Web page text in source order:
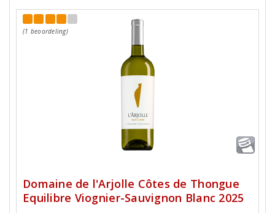
(1 beoordeling)
Domaine de l'Arjolle Côtes de Thongue
Equilibre Viognier-Sauvignon Blanc 2025